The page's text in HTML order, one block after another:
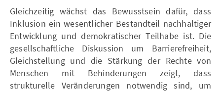
Gleichzeitig wächst das Bewusstsein dafür, dass
Inklusion ein wesentlicher Bestandteil nachhaltiger
Entwicklung und demokratischer Teilhabe ist. Die
gesellschaftliche Diskussion um Barrierefreiheit,
Gleichstellung und die Stärkung der Rechte von
Menschen mit Behinderungen zeigt, dass
strukturelle Veränderungen notwendig sind, um